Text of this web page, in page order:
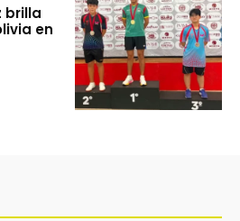
brilla
en